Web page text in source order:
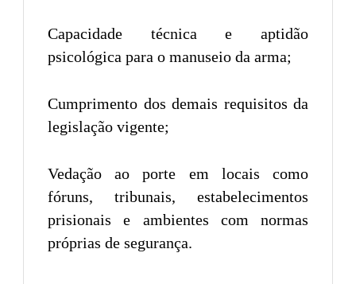
Capacidade técnica e aptidão
psicológica para o manuseio da arma;
Cumprimento dos demais requisitos da
legislação vigente;
Vedação ao porte em locais como
fóruns, tribunais, estabelecimentos
prisionais e ambientes com normas
próprias de segurança.